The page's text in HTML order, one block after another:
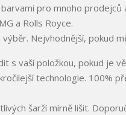
pro mnoho prodejců
a Rolls Royce.
Nejvhodnější, pokud
s vaší položkou, pokud je
technologie. 100%
šarží mírně lišit.